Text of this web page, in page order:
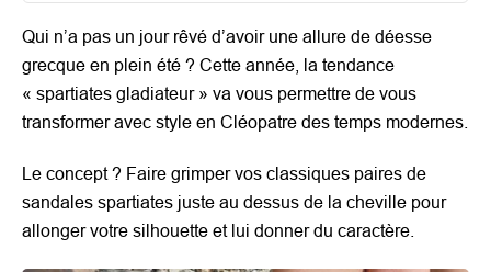
Qui n’a pas un jour rêvé d’avoir une allure de déesse
grecque en plein été ? Cette année, la tendance
« spartiates gladiateur » va vous permettre de vous
transformer avec style en Cléopatre des temps modernes.
Le concept ? Faire grimper vos classiques paires de
sandales spartiates juste au dessus de la cheville pour
allonger votre silhouette et lui donner du caractère.